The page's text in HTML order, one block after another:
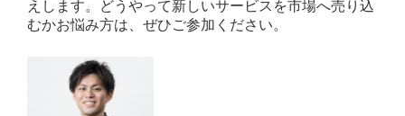
えします。どうやって新しいサービスを市場へ売り込
むかお悩み方は、ぜひご参加ください。